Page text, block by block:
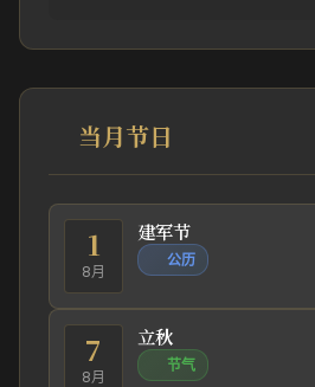
当月节日
1
8月
建军节
公历
7
8月
立秋
节气